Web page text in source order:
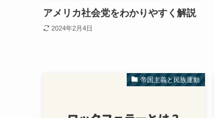
アメリカ社会党をわかりやすく解説
2024年2月4日
帝国主義と民族運動